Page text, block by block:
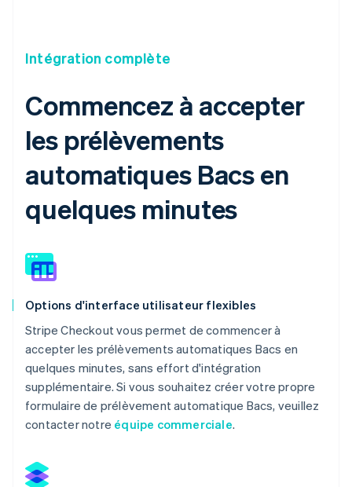
Intégration complète
Commencez à accepter
les prélèvements
automatiques Bacs en
quelques minutes
Options d'interface utilisateur flexibles
Stripe Checkout vous permet de commencer à
accepter les prélèvements automatiques Bacs en
quelques minutes, sans effort d'intégration
supplémentaire. Si vous souhaitez créer votre propre
formulaire de prélèvement automatique Bacs, veuillez
contacter notre équipe commerciale.